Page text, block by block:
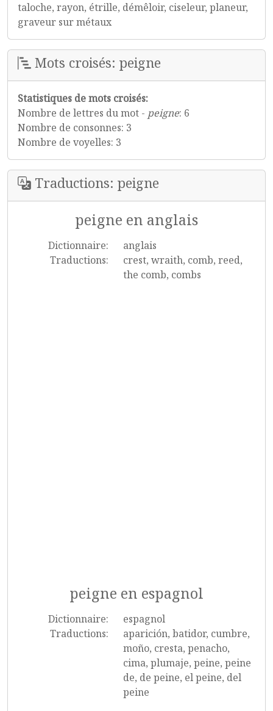
taloche, rayon, étrille, démêloir, ciseleur, planeur,
graveur sur métaux
Mots croisés: peigne
Statistiques de mots croisés:
Nombre de lettres du mot - peigne: 6
Nombre de consonnes: 3
Nombre de voyelles: 3
Traductions: peigne
peigne en anglais
Dictionnaire:
anglais
Traductions:
crest, wraith, comb, reed,
the comb, combs
peigne en espagnol
Dictionnaire:
espagnol
Traductions:
aparición, batidor, cumbre,
moño, cresta, penacho,
cima, plumaje, peine, peine
de, de peine, el peine, del
peine